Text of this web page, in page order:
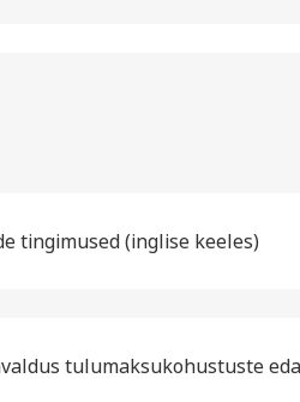
tingimused (inglise keeles)
tulumaksukohustuste